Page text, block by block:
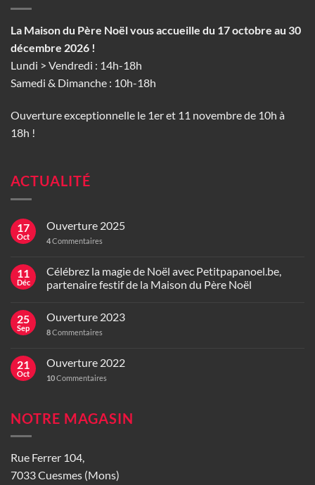
La Maison du Père Noël vous accueille du 17 octobre au 30
décembre 2026 !
Lundi > Vendredi : 14h-18h
Samedi & Dimanche : 10h-18h
Ouverture exceptionnelle le 1er et 11 novembre de 10h à
18h !
ACTUALITÉ
17
Oct
Ouverture 2025
4Commentaires
11
Déc
Célébrez la magie de Noël avec Petitpapanoel.be,
partenaire festif de la Maison du Père Noël
25
Sep
Ouverture 2023
8Commentaires
21
Oct
Ouverture 2022
10Commentaires
NOTRE MAGASIN
Rue Ferrer 104,
7033 Cuesmes (Mons)